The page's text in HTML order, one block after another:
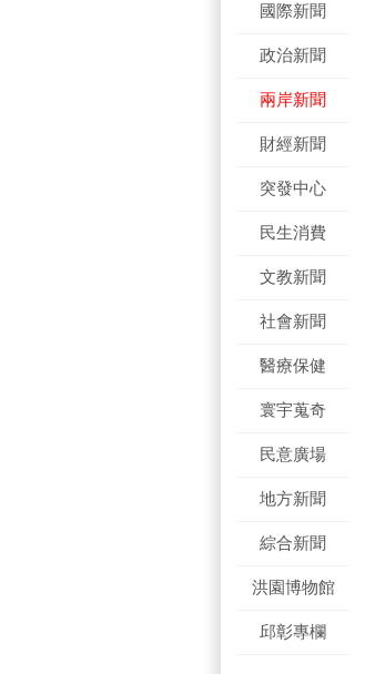
國際新聞
政治新聞
兩岸新聞
財經新聞
突發中心
民生消費
文教新聞
社會新聞
醫療保健
寰宇蒐奇
民意廣場
地方新聞
綜合新聞
洪園博物館
邱彰專欄